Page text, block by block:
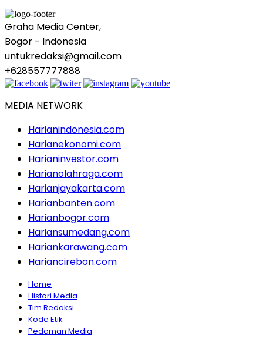
Graha Media Center,
Bogor - Indonesia
untukredaksi@gmail.com
+628557777888
MEDIA NETWORK
Harianindonesia.com
Harianekonomi.com
Harianinvestor.com
Harianolahraga.com
Harianjayakarta.com
Harianbanten.com
Harianbogor.com
Hariansumedang.com
Hariankarawang.com
Hariancirebon.com
Home
Histori Media
Tim Redaksi
Kode Etik
Pedoman Media